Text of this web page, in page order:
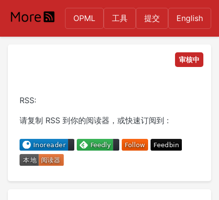
OPML 工具 提交 English
审核中
RSS:
请复制 RSS 到你的阅读器，或快速订阅到 :